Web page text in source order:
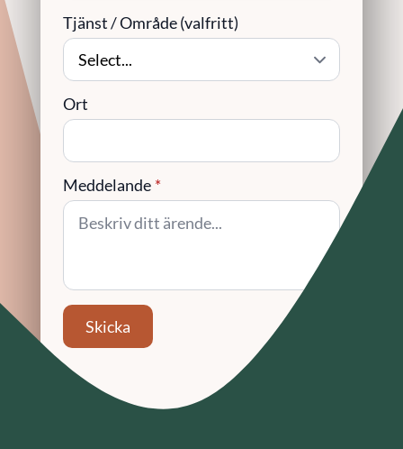
Tjänst / Område (valfritt)
Ort
Meddelande *
Skicka